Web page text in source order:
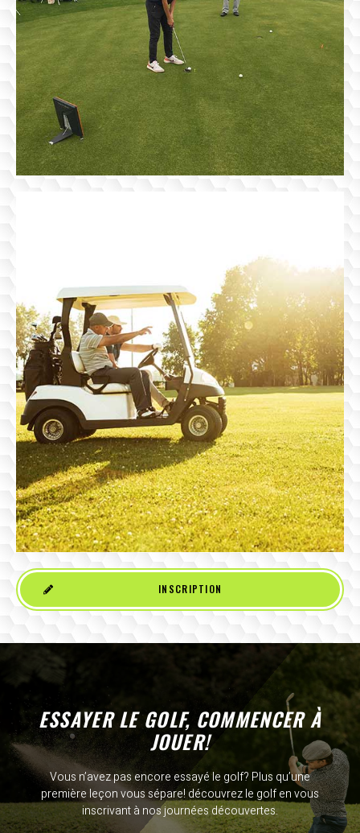
INSCRIPTION
ESSAYER LE GOLF, COMMENCER À
JOUER!
Vous n’avez pas encore essayé le golf? Plus qu’une
première leçon vous sépare! découvrez le golf en vous
inscrivant à nos journées découvertes.